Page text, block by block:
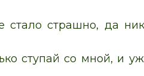
страшно, да
ступай со мной, и